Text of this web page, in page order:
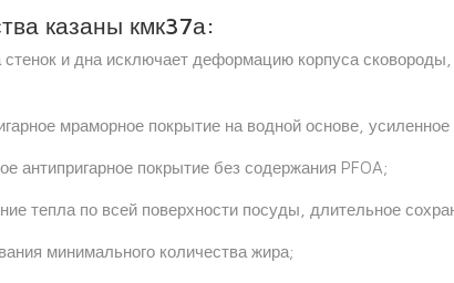
казаны кмк37а:
и дна исключает деформацию корпуса
мраморное покрытие на водной основе,
антипригарное покрытие без содержания PFOA;
тепла по всей поверхности посуды, длительное
минимального количества жира;